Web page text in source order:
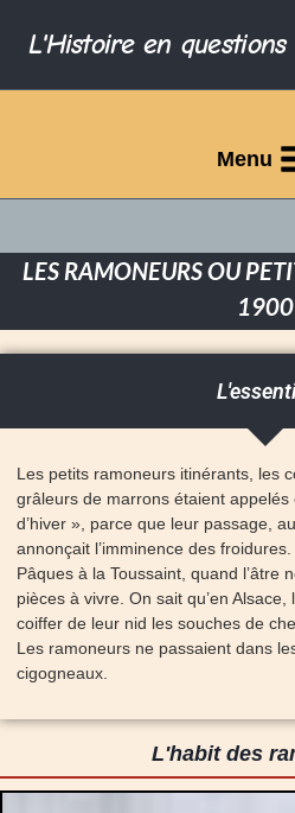
L'Histoire en questions
Menu
LES RAMONEURS OU
1900
Les petits ramoneurs itinérants, les
grâleurs de marrons étaient
d’hiver », parce que leur passage,
annonçait l’imminence des
Pâques à la Toussaint, quand l’âtre
pièces à vivre. On sait qu’en
coiffer de leur nid les souches de
Les ramoneurs ne passaient dans
cigogneaux.
L'habit des